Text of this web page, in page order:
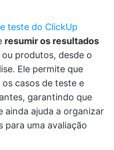
teste do ClickUp
resumir os resultados
produtos, desde o
Ele permite que
casos de teste e
garantindo que
ainda ajuda a organizar
para uma avaliação